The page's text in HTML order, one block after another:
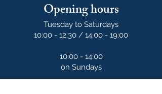
Opening hours
Tuesday to Saturdays
10:00 - 12:30 / 14:00 - 19:00
10:00 - 14:00
on Sundays